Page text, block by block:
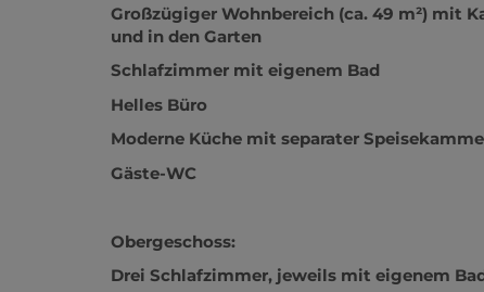
Erdgeschoss (Raumhöhe ca. 2,80 m):
Großzügiger Wohnbereich (ca. 49 m²) mit